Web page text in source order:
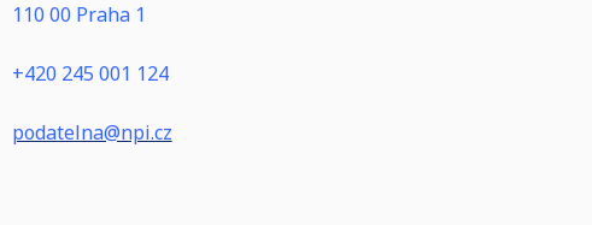
110 00 Praha 1
+420 245 001 124
podatelna@npi.cz